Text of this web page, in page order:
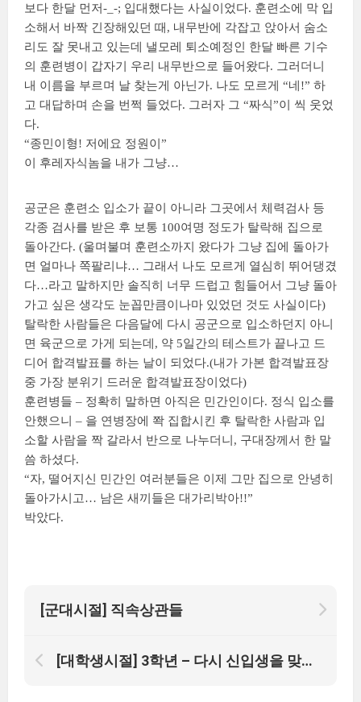
보다 한달 먼저-_-; 입대했다는 사실이었다. 훈련소에 막 입
소해서 바짝 긴장해있던 때, 내무반에 각잡고 앉아서 숨소
리도 잘 못내고 있는데 낼모레 퇴소예정인 한달 빠른 기수
의 훈련병이 갑자기 우리 내무반으로 들어왔다. 그러더니
내 이름을 부르며 날 찾는게 아닌가. 나도 모르게 “네!” 하
고 대답하며 손을 번쩍 들었다. 그러자 그 “짜식”이 씩 웃었
다.
“종민이형! 저에요 정원이”
이 후레자식놈을 내가 그냥…
공군은 훈련소 입소가 끝이 아니라 그곳에서 체력검사 등
각종 검사를 받은 후 보통 100여명 정도가 탈락해 집으로
돌아간다. (울며불며 훈련소까지 왔다가 그냥 집에 돌아가
면 얼마나 쪽팔리냐… 그래서 나도 모르게 열심히 뛰어댕겼
다…라고 말하지만 솔직히 너무 드럽고 힘들어서 그냥 돌아
가고 싶은 생각도 눈꼽만큼이나마 있었던 것도 사실이다)
탈락한 사람들은 다음달에 다시 공군으로 입소하던지 아니
면 육군으로 가게 되는데, 약 5일간의 테스트가 끝나고 드
디어 합격발표를 하는 날이 되었다.(내가 가본 합격발표장
중 가장 분위기 드러운 합격발표장이었다)
훈련병들 – 정확히 말하면 아직은 민간인이다. 정식 입소를
안했으니 – 을 연병장에 쫙 집합시킨 후 탈락한 사람과 입
소할 사람을 짝 갈라서 반으로 나누더니, 구대장께서 한 말
씀 하셨다.
“자, 떨어지신 민간인 여러분들은 이제 그만 집으로 안녕히
돌아가시고… 남은 새끼들은 대가리박아!!”
박았다.
[군대시절] 직속상관들
[대학생시절] 3학년 – 다시 신입생을 맞으며